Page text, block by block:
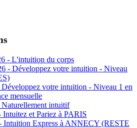
- L'intuition du corps
- Développez votre intuition - Niveau
Développez votre intuition - Niveau 1 en
mensuelle
Naturellement intuitif
Intuitez et Pariez à PARIS
Intuition Express à ANNECY (RESTE